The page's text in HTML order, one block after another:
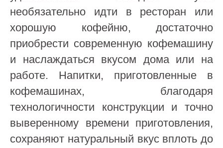
необязательно идти в ресторан или
хорошую кофейню, достаточно
приобрести современную кофемашину
и наслаждаться вкусом дома или на
работе. Напитки, приготовленные в
кофемашинах, благодаря
технологичности конструкции и точно
выверенному времени приготовления,
сохраняют натуральный вкус вплоть до